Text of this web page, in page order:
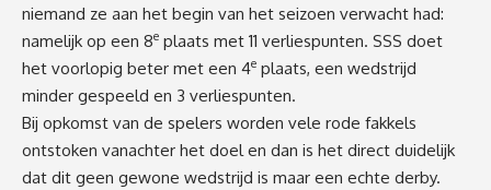
niemand ze aan het begin van het seizoen verwacht had:
namelijk op een 8e plaats met 11 verliespunten. SSS doet
het voorlopig beter met een 4e plaats, een wedstrijd
minder gespeeld en 3 verliespunten.
Bij opkomst van de spelers worden vele rode fakkels
ontstoken vanachter het doel en dan is het direct duidelijk
dat dit geen gewone wedstrijd is maar een echte derby.